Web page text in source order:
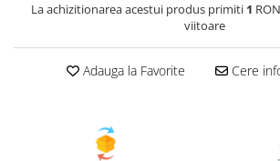
La achizitionarea acestui produs primiti 1
viitoare
Adauga la Favorite Cere